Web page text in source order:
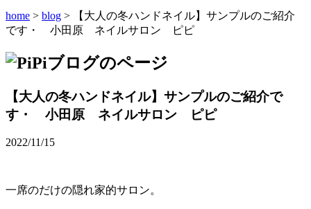
home > blog > 【大人の冬ハンドネイル】サンプルのご紹介
です・ 小田原 ネイルサロン ピピ
【大人の冬ハンドネイル】サンプルのご紹介で
す・ 小田原 ネイルサロン ピピ
2022/11/15
一席のだけの隠れ家的サロン。